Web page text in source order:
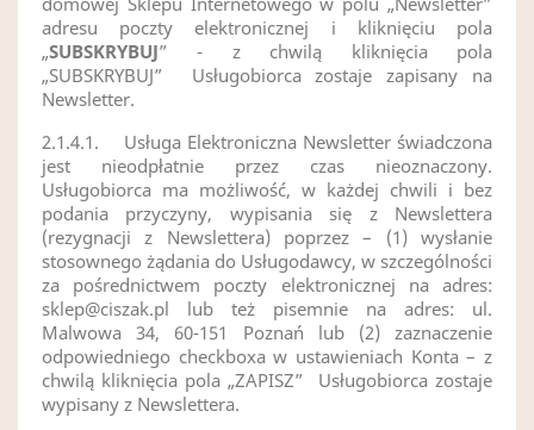
adresu poczty elektronicznej i kliknięciu pola
„SUBSKRYBUJ” - z chwilą kliknięcia pola
„SUBSKRYBUJ”
Usługobiorca zostaje zapisany na
Newsletter.
2.1.4.1.
Usługa Elektroniczna Newsletter świadczona
jest nieodpłatnie przez czas nieoznaczony.
Usługobiorca ma możliwość, w każdej chwili i bez
podania przyczyny, wypisania się z Newslettera
(rezygnacji z Newslettera) poprzez – (1) wysłanie
stosownego żądania do Usługodawcy, w szczególności
za pośrednictwem poczty elektronicznej na adres:
sklep@ciszak.pl lub też pisemnie na adres: ul.
Malwowa 34, 60-151 Poznań lub (2) zaznaczenie
odpowiedniego checkboxa w ustawieniach Konta – z
chwilą kliknięcia pola „ZAPISZ”
Usługobiorca zostaje
wypisany z Newslettera.